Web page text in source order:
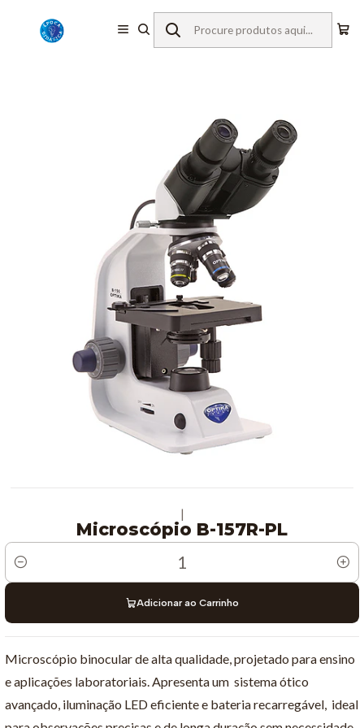
Início Equipamentos de Laboratório
Microscopia
Microscópios Binoculares
Optika Microscópio B-157R-PL
|
Microscópio B-157R-PL
Quantidade
Adicionar ao Carrinho
Microscópio binocular de alta qualidade, projetado para ensino
e aplicações laboratoriais. Apresenta um sistema ótico
avançado, iluminação LED eficiente e bateria recarregável, ideal